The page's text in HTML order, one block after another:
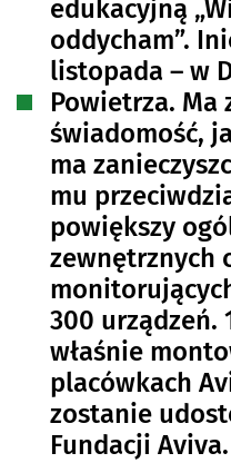
edukacyjną
oddycham”.
listopada – w
Powietrza. Ma
świadomość,
ma
mu
powiększy
zewnętrznych
300 urządzeń.
właśnie
placówkach
zostanie
Fundacji Aviva.